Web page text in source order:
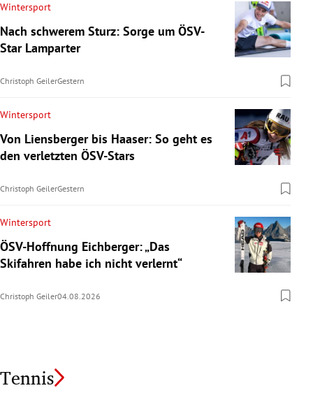
Wintersport
Nach schwerem Sturz: Sorge um ÖSV-
Star Lamparter
Christoph GeilerGestern
Wintersport
Von Liensberger bis Haaser: So geht es
den verletzten ÖSV-Stars
Christoph GeilerGestern
Wintersport
ÖSV-Hoffnung Eichberger: „Das
Skifahren habe ich nicht verlernt“
Christoph Geiler04.08.2026
Tennis